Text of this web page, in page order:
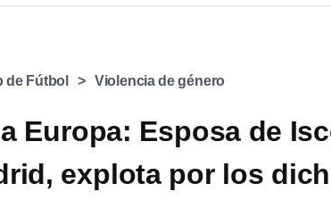
de Fútbol Violencia de género
Europa: Esposa de
explota por los